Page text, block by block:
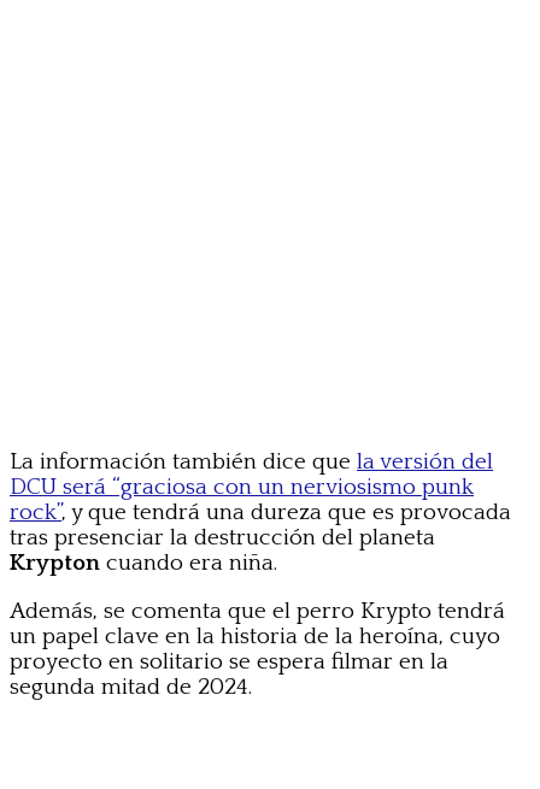
La información también dice que la versión del
DCU será “graciosa con un nerviosismo punk
rock”, y que tendrá una dureza que es provocada
tras presenciar la destrucción del planeta
Krypton cuando era niña.
Además, se comenta que el perro Krypto tendrá
un papel clave en la historia de la heroína, cuyo
proyecto en solitario se espera filmar en la
segunda mitad de 2024.